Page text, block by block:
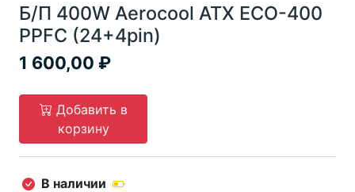
Б/П 400W Aerocool ATX ECO-400
PPFC (24+4pin)
1 600,00
Добавить в
корзину
В наличии